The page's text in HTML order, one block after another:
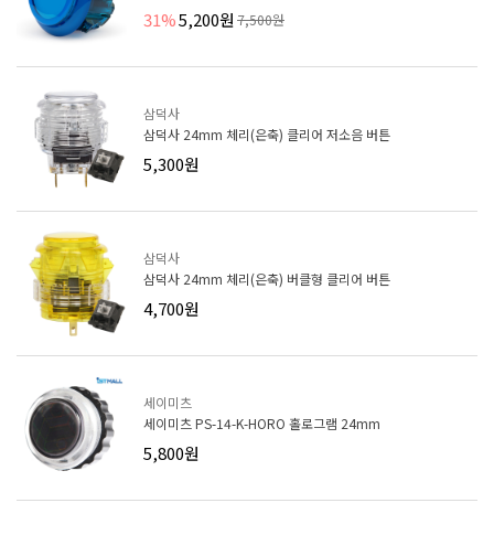
31%5,200원 7,500원
삼덕사
삼덕사 24mm 체리(은축) 클리어 저소음 버튼
5,300원
삼덕사
삼덕사 24mm 체리(은축) 버클형 클리어 버튼
4,700원
세이미츠
세이미츠 PS-14-K-HORO 홀로그램 24mm
5,800원